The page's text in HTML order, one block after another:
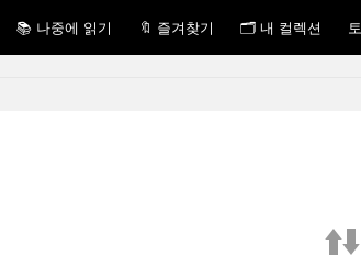
📚 나중에 읽기 🔖 즐겨찾기 🗂 내 컬렉션